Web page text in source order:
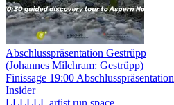
Abschlusspräsentation Gestrüpp
(Johannes Milchram: Gestrüpp)
Finissage 19:00 Abschlusspräsentation
Insider
LLLLLL artist run space